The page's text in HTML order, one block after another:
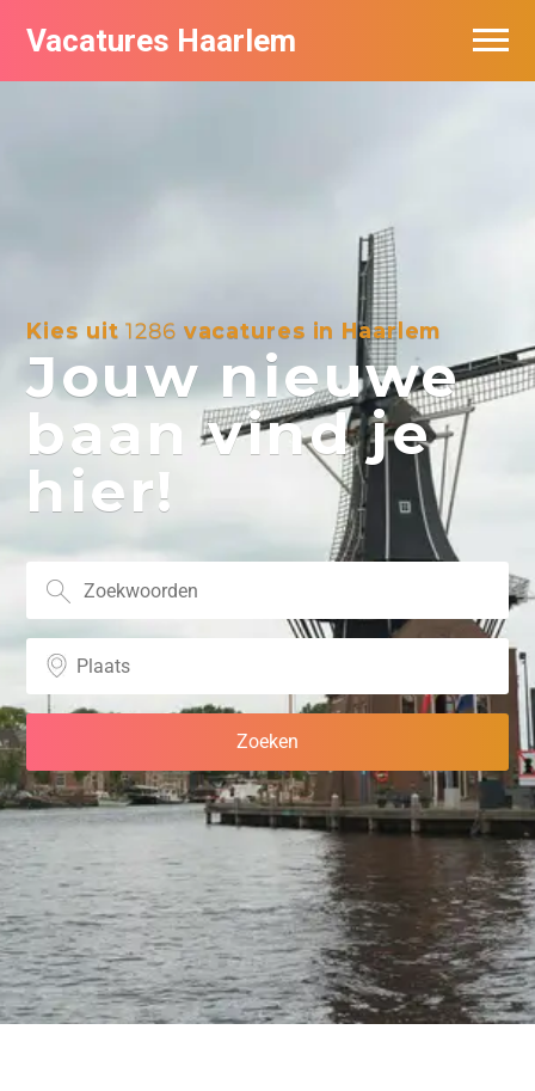
Vacatures Haarlem
Kies uit1286 vacatures in Haarlem
Jouw nieuwe
baan vind je
hier!
Vacatures per bedrijf in Haarlem